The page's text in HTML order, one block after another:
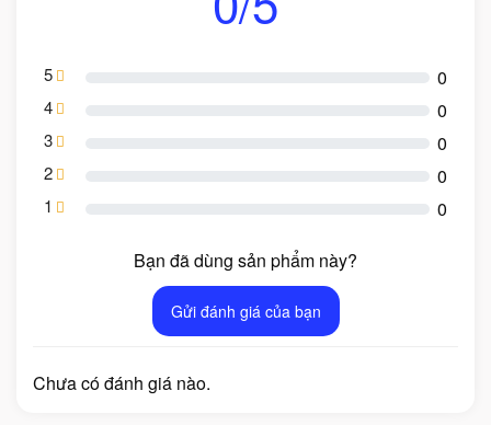
5 0
4 0
3 0
2 0
1 0
Bạn đã dùng sản phẩm này?
Gửi đánh giá của bạn
Chưa có đánh giá nào.